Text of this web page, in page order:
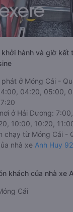
hành và giờ kết
phát ở Móng Cái -
04:20, 05:00,
ở Hải Dương:
10:00, 10:20,
chạy từ Móng Cái -
nhà xe Anh Huy
khách của nhà xe
Cái